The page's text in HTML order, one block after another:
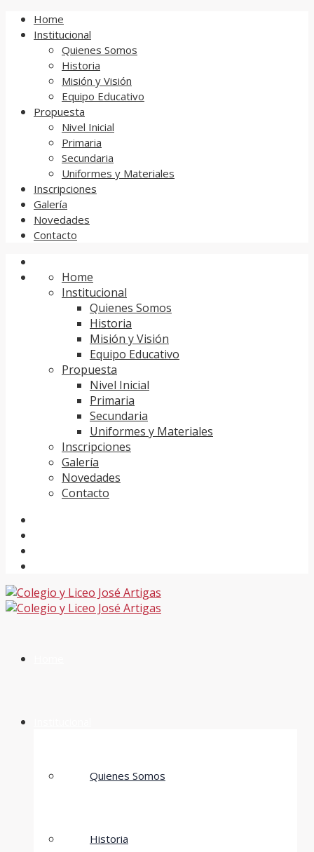
Home
Institucional
Quienes Somos
Historia
Misión y Visión
Equipo Educativo
Propuesta
Nivel Inicial
Primaria
Secundaria
Uniformes y Materiales
Inscripciones
Galería
Novedades
Contacto
Home
Institucional
Quienes Somos
Historia
Misión y Visión
Equipo Educativo
Propuesta
Nivel Inicial
Primaria
Secundaria
Uniformes y Materiales
Inscripciones
Galería
Novedades
Contacto
Quienes Somos
Historia